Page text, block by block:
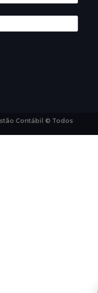
Contábil © Todos